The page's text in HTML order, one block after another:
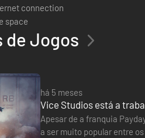
connection
space
de Jogos
há 5 meses
Vice Studios está a
Apesar de a franquia
a ser muito popular entre